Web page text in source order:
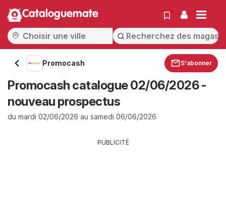
Cataloguemate
Promocash S'abonner
Promocash catalogue 02/06/2026 -
nouveau prospectus
du mardi 02/06/2026 au samedi 06/06/2026
PUBLICITÉ